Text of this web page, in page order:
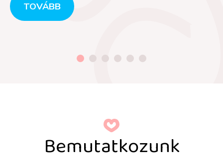
TOVÁBB
Bemutatkozunk